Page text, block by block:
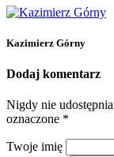
Kazimierz Górny
Dodaj komentarz
Nigdy nie
oznaczone *
Twoje imię